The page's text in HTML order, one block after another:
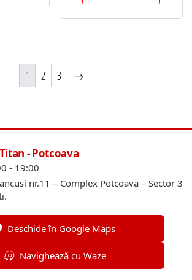
1 2 3 →
- Potcoava
- 19:00
nr.11 – Complex Potcoava – Sector 3
Deschide în Google Maps
Navighează cu Waze